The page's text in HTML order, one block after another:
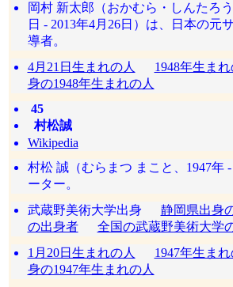
岡村 新太郎（おかむら・しんたろ
日 - 2013年4月26日）は、日本の元
導者。
4月21日生まれの人
1948年生まれ
身の1948年生まれの人
45
村松誠
Wikipedia
村松 誠（むらまつ まこと、1947年
ーター。
武蔵野美術大学出身 静岡県出身
の出身者
全国の武蔵野美術大学
1月20日生まれの人
1947年生まれ
身の1947年生まれの人